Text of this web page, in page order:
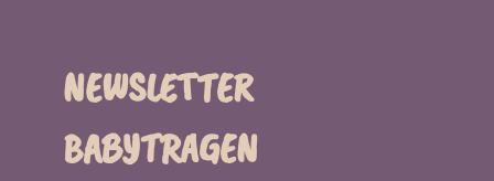
NEWSLETTER
BABYTRAGEN